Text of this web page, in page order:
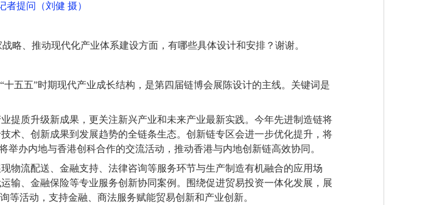
者提问（刘健 摄）
略、推动现代化产业体系建设方面，有哪些具体设计和安排？谢谢。
五五”时期现代产业成长结构，是第四届链博会展陈设计的主线。关键词是
质升级新成果，更关注新兴产业和未来产业最新实践。今年先进制造链将
术、创新成果到发展趋势的全链条生态。创新链专区会进一步优化提升，将
办内地与香港创科合作的交流活动，推动香港与内地创新链高效协同。
流配送、金融支持、法律咨询等服务环节与生产制造有机融合的应用场
输、金融保险等专业服务创新协同案例。围绕促进贸易投资一体化发展，展
等活动，支持金融、商法服务赋能贸易创新和产业创新。